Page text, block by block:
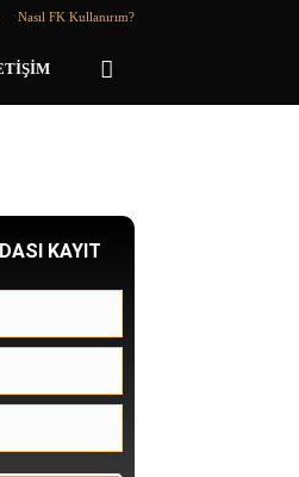
Nasıl FK Kullanırım?
KAYIT